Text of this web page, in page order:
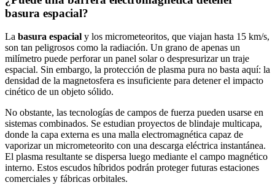
basura espacial?
La basura espacial y los micrometeoritos, que viajan hasta 15 km/s,
son tan peligrosos como la radiación. Un grano de apenas un
milímetro puede perforar un panel solar o despresurizar un traje
espacial. Sin embargo, la protección de plasma pura no basta aquí: la
densidad de la magnetosfera es insuficiente para detener el impacto
cinético de un objeto sólido.
No obstante, las tecnologías de campos de fuerza pueden usarse en
sistemas combinados. Se estudian proyectos de blindaje multicapa,
donde la capa externa es una malla electromagnética capaz de
vaporizar un micrometeorito con una descarga eléctrica instantánea.
El plasma resultante se dispersa luego mediante el campo magnético
interno. Estos escudos híbridos podrán proteger futuras estaciones
comerciales y fábricas orbitales.